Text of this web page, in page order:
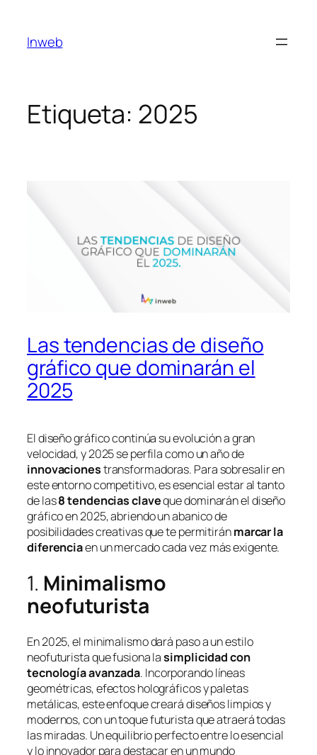
contenido
Inweb
Etiqueta: 2025
Las tendencias de diseño
gráfico que dominarán el
2025
El diseño gráfico continúa su evolución a gran
velocidad, y 2025 se perfila como un año de
innovacionestransformadoras. Para sobresalir en
este entorno competitivo, es esencial estar al tanto
de las8 tendencias claveque dominarán el diseño
gráfico en 2025, abriendo un abanico de
posibilidades creativas que te permitiránmarcar la
diferenciaen un mercado cada vez más exigente.
1. Minimalismo
neofuturista
En 2025, el minimalismo dará paso a un estilo
neofuturista que fusiona lasimplicidadcon
tecnología avanzada. Incorporando líneas
geométricas, efectos holográficos y paletas
metálicas, este enfoque creará diseños limpios y
modernos, con un toque futurista que atraerá todas
las miradas. Un equilibrio perfecto entre lo esencial
y lo innovador para destacar en un mundo